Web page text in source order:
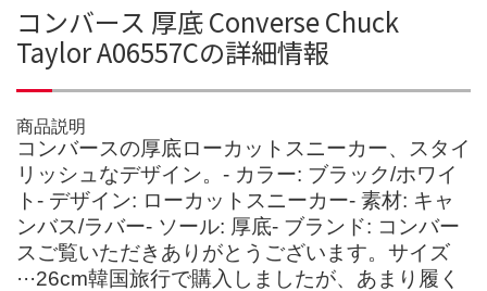
コンバース 厚底 Converse Chuck
Taylor A06557Cの詳細情報
商品説明
コンバースの厚底ローカットスニーカー、スタイ
リッシュなデザイン。- カラー: ブラック/ホワイ
ト- デザイン: ローカットスニーカー- 素材: キャ
ンバス/ラバー- ソール: 厚底- ブランド: コンバー
スご覧いただきありがとうございます。サイズ
···26cm韓国旅行で購入しましたが、あまり履く